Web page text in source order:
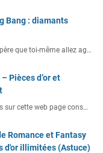
Bang : diamants
que toi-même allez ag…
Pièces d’or et
sur cette web page cons…
Romance et Fantasy
d'or illimitées (Astuce)